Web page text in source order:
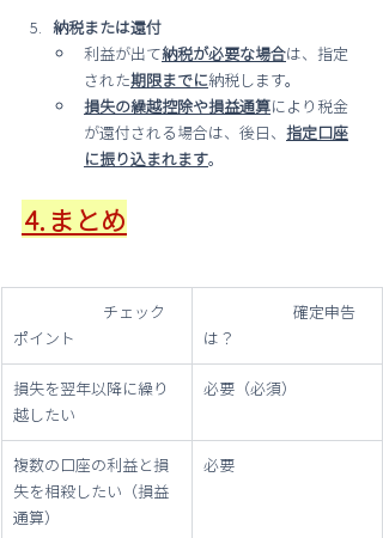
納税または還付
利益が出て納税が必要な場合は、指定
された期限までに納税します。
損失の繰越控除や損益通算により税金
が還付される場合は、後日、 指定口座
に振り込まれます。
⒋まとめ
ポイント
は？
損失を翌年以降に繰り
越したい
必要（必須）
複数の口座の利益と損
失を相殺したい（損益
通算）
必要